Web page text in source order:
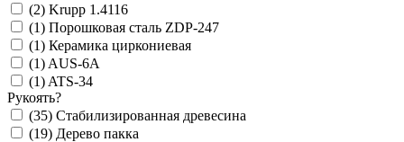
(2) Krupp 1.4116
(1) Порошковая сталь ZDP-247
(1) Керамика циркониевая
(1) AUS-6A
(1) ATS-34
Рукоять?
(35) Стабилизированная древесина
(19) Дерево пакка